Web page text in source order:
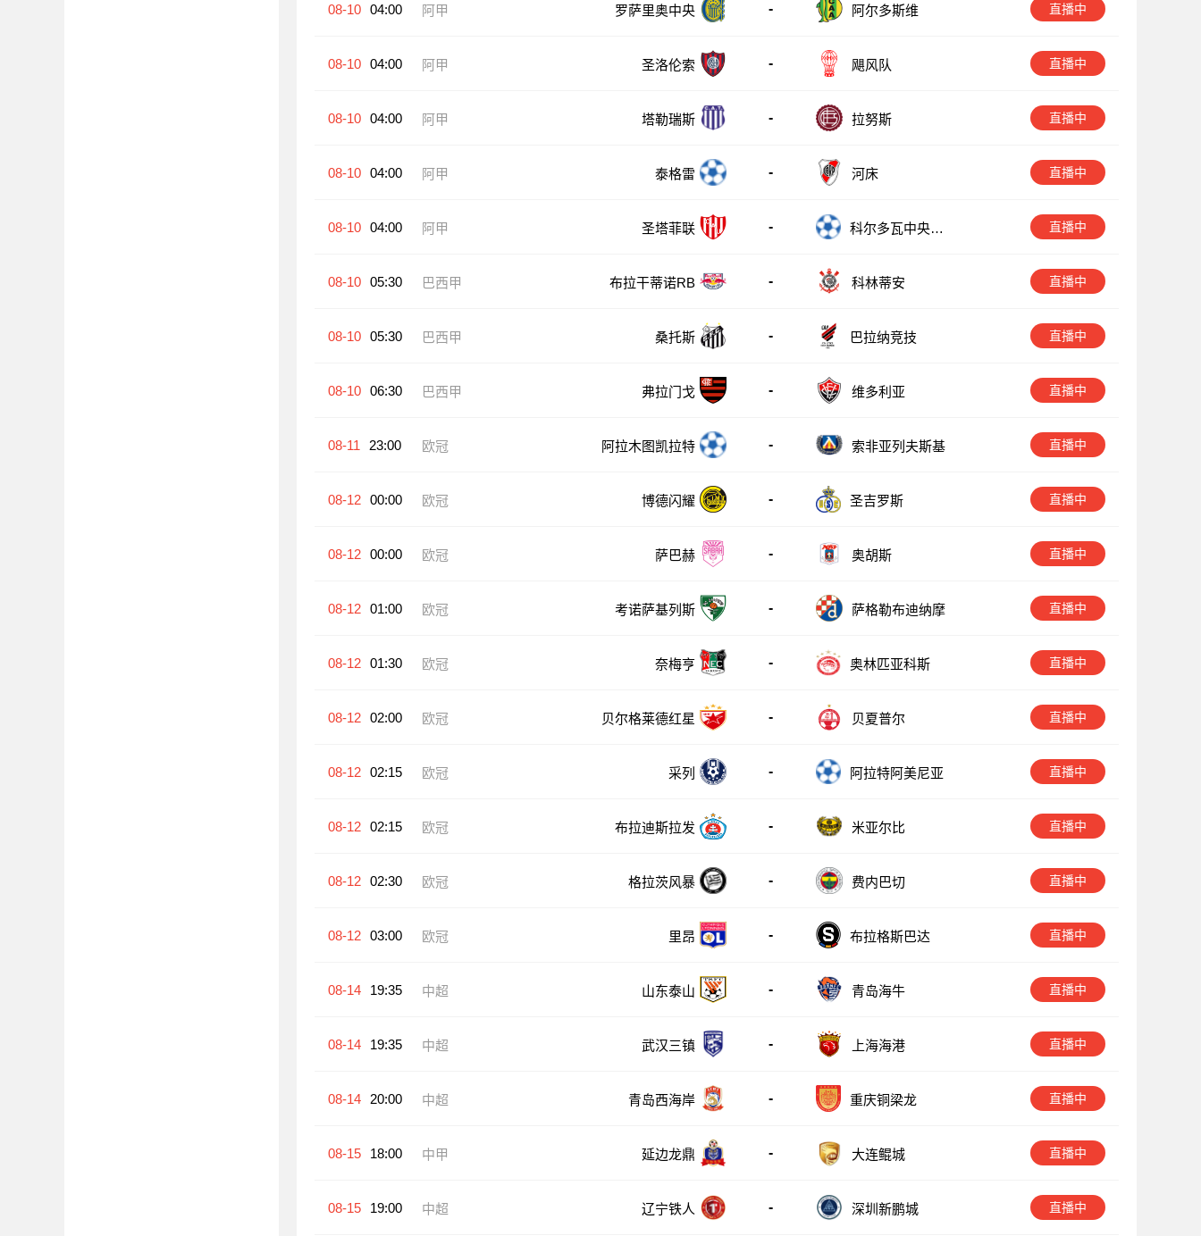
08-10 04:00 阿甲 罗萨里奥中央 - 阿尔多斯维 直播中
08-10 04:00 阿甲 圣洛伦索 - 飓风队 直播中
08-10 04:00 阿甲 塔勒瑞斯 - 拉努斯 直播中
08-10 04:00 阿甲 泰格雷 - 河床 直播中
08-10 04:00 阿甲 圣塔菲联 -
科尔多瓦中央SD
直播中
08-10 05:30 巴西甲 布拉干蒂诺RB - 科林蒂安 直播中
08-10 05:30 巴西甲 桑托斯 - 巴拉纳竞技 直播中
08-10 06:30 巴西甲 弗拉门戈 - 维多利亚 直播中
08-11 23:00 欧冠 阿拉木图凯拉特 - 索非亚列夫斯基 直播中
08-12 00:00 欧冠 博德闪耀 - 圣吉罗斯 直播中
08-12 00:00 欧冠 萨巴赫 - 奥胡斯 直播中
08-12 01:00 欧冠 考诺萨基列斯 - 萨格勒布迪纳摩 直播中
08-12 01:30 欧冠 奈梅亨 - 奥林匹亚科斯 直播中
08-12 02:00 欧冠 贝尔格莱德红星 - 贝夏普尔 直播中
08-12 02:15 欧冠 采列 - 阿拉特阿美尼亚 直播中
08-12 02:15 欧冠 布拉迪斯拉发 - 米亚尔比 直播中
08-12 02:30 欧冠 格拉茨风暴 - 费内巴切 直播中
08-12 03:00 欧冠 里昂 - 布拉格斯巴达 直播中
08-14 19:35 中超 山东泰山 - 青岛海牛 直播中
08-14 19:35 中超 武汉三镇 - 上海海港 直播中
08-14 20:00 中超 青岛西海岸 - 重庆铜梁龙 直播中
08-15 18:00 中甲 延边龙鼎 - 大连鲲城 直播中
08-15 19:00 中超 辽宁铁人 - 深圳新鹏城 直播中